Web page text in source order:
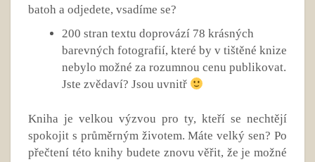
batoh a odjedete, vsadíme se?
200 stran textu doprovází 78 krásných
barevných fotografií, které by v tištěné knize
nebylo možné za rozumnou cenu publikovat.
Jste zvědaví? Jsou uvnitř
Kniha je velkou výzvou pro ty, kteří se nechtějí
spokojit s průměrným životem. Máte velký sen? Po
přečtení této knihy budete znovu věřit, že je možné